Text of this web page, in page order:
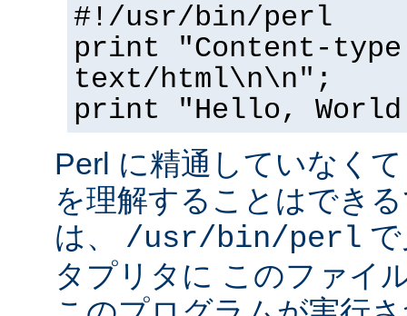
#!/usr/bin/perl
print "Content-
text/html\n\n";
print "Hello,
Perl に精通していなく
を理解することはでき
は、 /usr/bin/perl
タプリタに このファイ